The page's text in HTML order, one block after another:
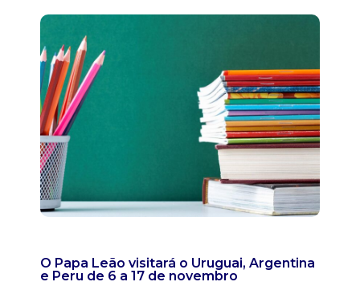
O Papa Leão visitará o Uruguai, Argentina
e Peru de 6 a 17 de novembro